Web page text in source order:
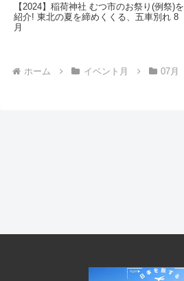
【2024】稲荷神社 むつ市のお祭り(例祭)を
紹介! 東北の夏を締めくくる、五車別れ 8
月
ホーム イベント月 07月